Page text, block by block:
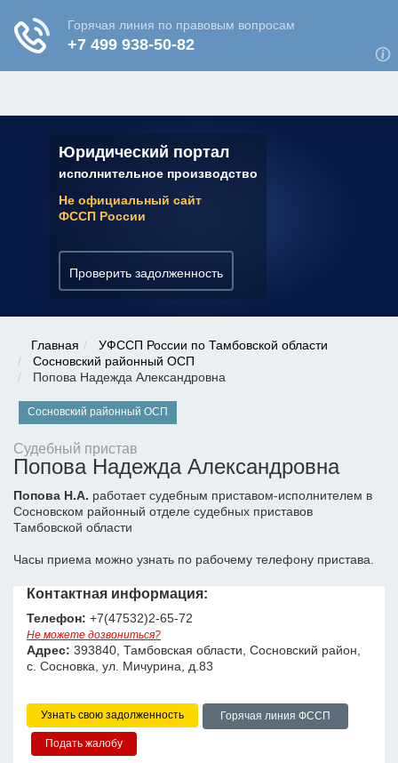
Юридический портал
исполнительное производство
Не официальный сайт
ФССП России
Проверить задолженность
✆ 7 (800) 350-22-64
Главная
УФССП России по Тамбовской области
Сосновский районный ОСП
Попова Надежда Александровна
Сосновский районный ОСП
Судебный пристав
Попова Надежда Александровна
Попова Н.А. работает судебным приставом-исполнителем в
Сосновском районный отделе судебных приставов
Тамбовской области
Часы приема можно узнать по рабочему телефону пристава.
Контактная информация:
Телефон: +7(47532)2-65-72
Не можете дозвониться?
Адрес: 393840, Тамбовская области, Сосновский район,
с. Сосновка, ул. Мичурина, д.83
Узнать свою задолженность Горячая линия ФССП